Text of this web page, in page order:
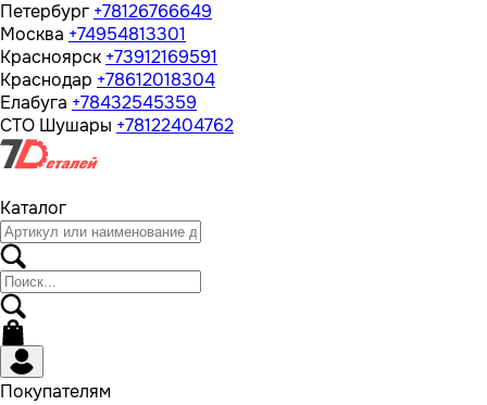
Петербург +78126766649
Москва +74954813301
Красноярск +73912169591
Краснодар +78612018304
Елабуга +78432545359
СТО Шушары +78122404762
Каталог
Покупателям